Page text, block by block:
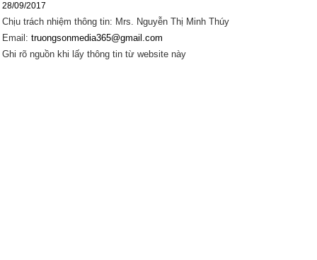
28/09/2017
Chịu trách nhiệm thông tin: Mrs. Nguyễn Thị Minh Thúy
Email: truongsonmedia365@gmail.com
Ghi rõ nguồn khi lấy thông tin từ website này